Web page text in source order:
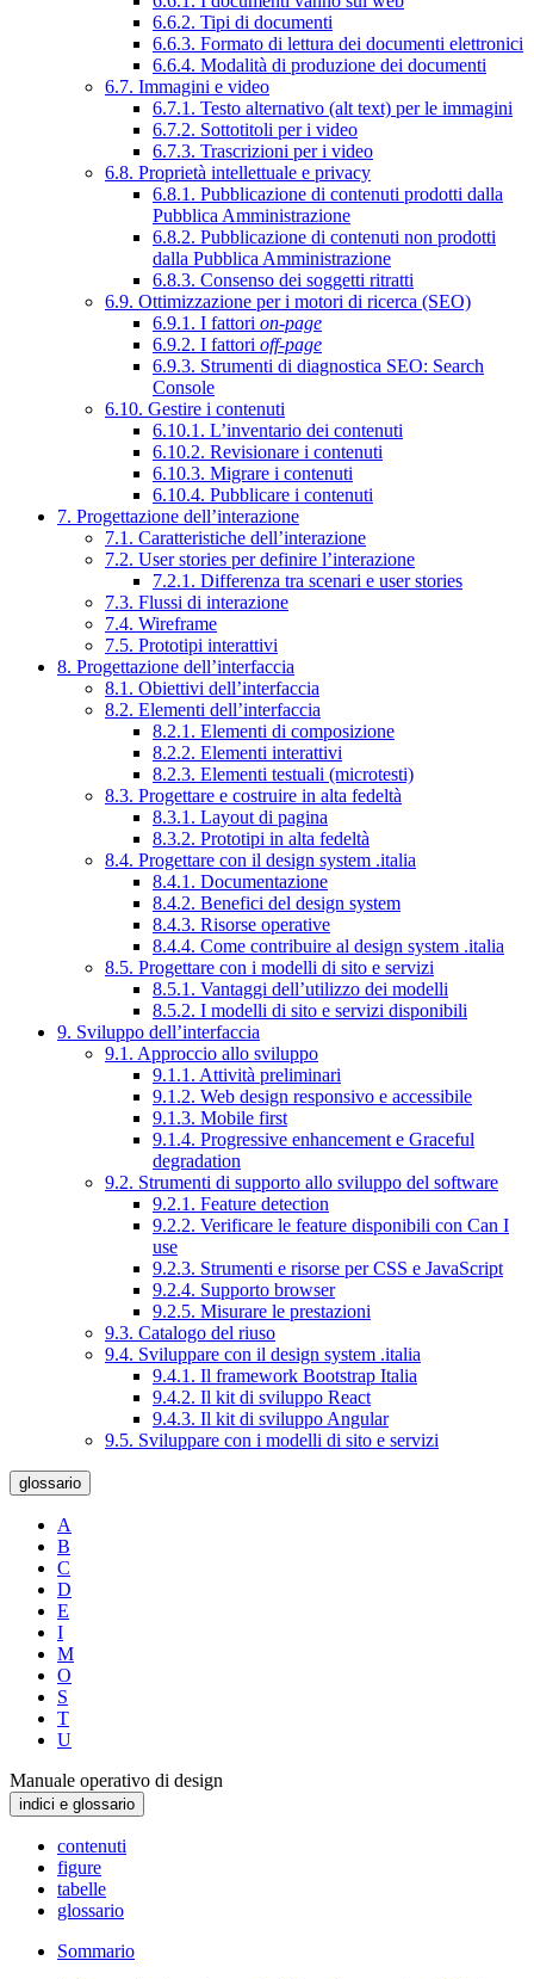
6.6.2. Tipi di documenti
6.6.3. Formato di lettura dei documenti elettronici
6.6.4. Modalità di produzione dei documenti
6.7. Immagini e video
6.7.1. Testo alternativo (alt text) per le immagini
6.7.2. Sottotitoli per i video
6.7.3. Trascrizioni per i video
6.8. Proprietà intellettuale e privacy
6.8.1. Pubblicazione di contenuti prodotti dalla
Pubblica Amministrazione
6.8.2. Pubblicazione di contenuti non prodotti
dalla Pubblica Amministrazione
6.8.3. Consenso dei soggetti ritratti
6.9. Ottimizzazione per i motori di ricerca (SEO)
6.9.1. I fattori on-page
6.9.2. I fattori off-page
6.9.3. Strumenti di diagnostica SEO: Search
Console
6.10. Gestire i contenuti
6.10.1. L’inventario dei contenuti
6.10.2. Revisionare i contenuti
6.10.3. Migrare i contenuti
6.10.4. Pubblicare i contenuti
7. Progettazione dell’interazione
7.1. Caratteristiche dell’interazione
7.2. User stories per definire l’interazione
7.2.1. Differenza tra scenari e user stories
7.3. Flussi di interazione
7.4. Wireframe
7.5. Prototipi interattivi
8. Progettazione dell’interfaccia
8.1. Obiettivi dell’interfaccia
8.2. Elementi dell’interfaccia
8.2.1. Elementi di composizione
8.2.2. Elementi interattivi
8.2.3. Elementi testuali (microtesti)
8.3. Progettare e costruire in alta fedeltà
8.3.1. Layout di pagina
8.3.2. Prototipi in alta fedeltà
8.4. Progettare con il design system .italia
8.4.1. Documentazione
8.4.2. Benefici del design system
8.4.3. Risorse operative
8.4.4. Come contribuire al design system .italia
8.5. Progettare con i modelli di sito e servizi
8.5.1. Vantaggi dell’utilizzo dei modelli
8.5.2. I modelli di sito e servizi disponibili
9. Sviluppo dell’interfaccia
9.1. Approccio allo sviluppo
9.1.1. Attività preliminari
9.1.2. Web design responsivo e accessibile
9.1.3. Mobile first
9.1.4. Progressive enhancement e Graceful
degradation
9.2. Strumenti di supporto allo sviluppo del software
9.2.1. Feature detection
9.2.2. Verificare le feature disponibili con Can I
use
9.2.3. Strumenti e risorse per CSS e JavaScript
9.2.4. Supporto browser
9.2.5. Misurare le prestazioni
9.3. Catalogo del riuso
9.4. Sviluppare con il design system .italia
9.4.1. Il framework Bootstrap Italia
9.4.2. Il kit di sviluppo React
9.4.3. Il kit di sviluppo Angular
9.5. Sviluppare con i modelli di sito e servizi
glossario
A
B
C
D
E
I
M
O
S
T
U
Manuale operativo di design
indici e glossario
contenuti
figure
tabelle
glossario
Sommario